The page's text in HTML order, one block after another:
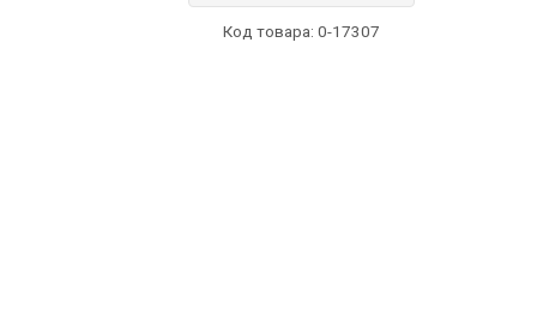
Код товара: 0-17307